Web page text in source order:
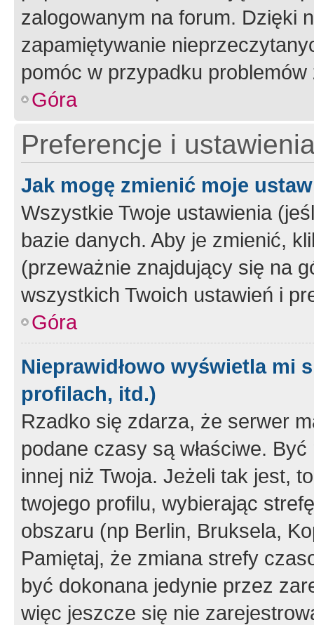
zalogowanym na forum. Dzięki
zapamiętywanie
pomóc w przypadku
Góra
Preferencje i
Jak mogę zmienić moje
Wszystkie Twoje ustawienia
bazie danych. Aby je zmienić,
(przeważnie znajdujący się na
wszystkich Twoich ustawień i
Góra
Nieprawidłowo wyświetla mi
profilach, itd.)
Rzadko się zdarza, że serwer
podane czasy są właściwe.
innej niż Twoja. Jeżeli tak jest,
twojego profilu, wybierając
obszaru (np Berlin, Bruksela,
Pamiętaj, że zmiana strefy
być dokonana jedynie przez
więc jeszcze się nie